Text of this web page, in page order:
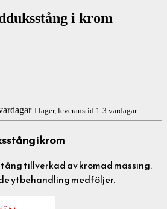
i krom
I lager, leveranstid 1-3 vardagar
i krom
tillverkad av kromad mässing.
ytbehandling medföljer.